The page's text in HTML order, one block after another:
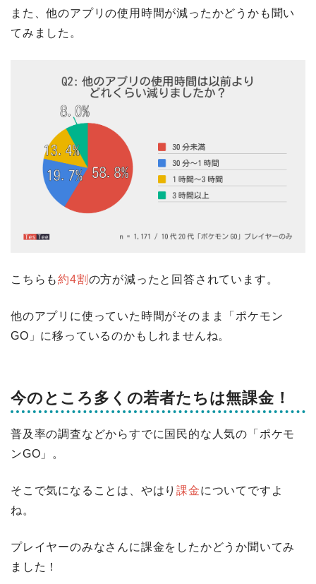
また、他のアプリの使用時間が減ったかどうかも聞い
てみました。
こちらも約4割 の方が減ったと回答されています。
他のアプリに使っていた時間がそのまま「ポケモン
GO」に移っているのかもしれませんね。
今のところ多くの若者たちは無課金！
普及率の調査などからすでに国民的な人気の「ポケモ
ンGO」。
そこで気になることは、やはり課金についてですよ
ね。
プレイヤーのみなさんに課金をしたかどうか聞いてみ
ました！